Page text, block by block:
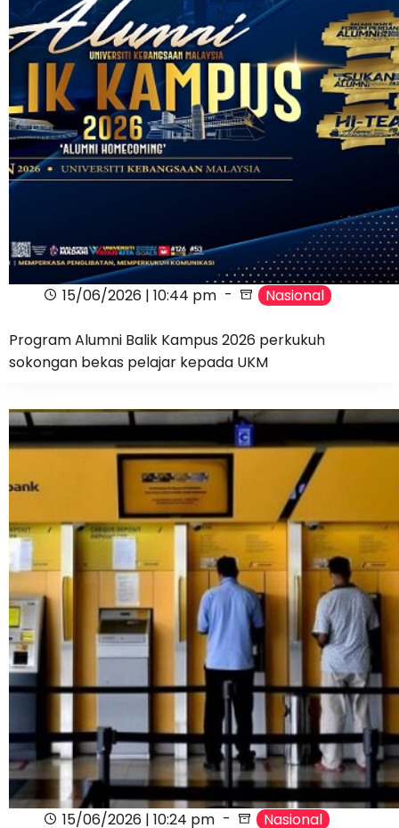
15/06/2026 | 10:44 pm Nasional
Program Alumni Balik Kampus 2026 perkukuh
sokongan bekas pelajar kepada UKM
15/06/2026 | 10:24 pm Nasional